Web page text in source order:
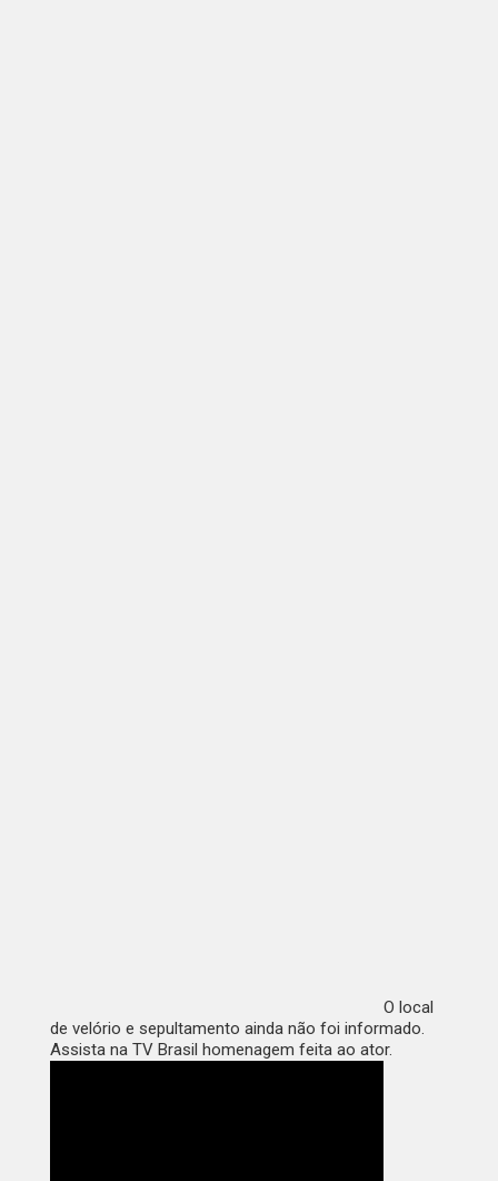
O local
de velório e sepultamento ainda não foi informado.
Assista na TV Brasil homenagem feita ao ator.